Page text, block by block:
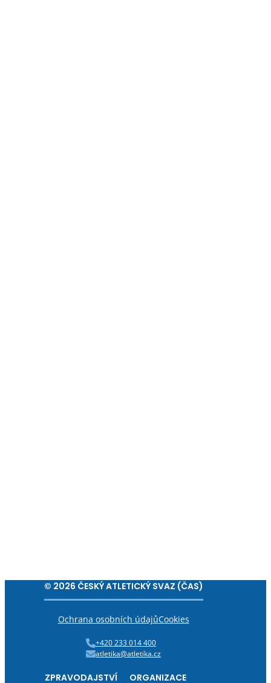
© 2026 ČESKÝ ATLETICKÝ SVAZ (ČAS)
Ochrana osobních údajůCookies
+420 233 014 400
atletika@atletika.cz
ZPRAVODAJSTVÍ ORGANIZACE